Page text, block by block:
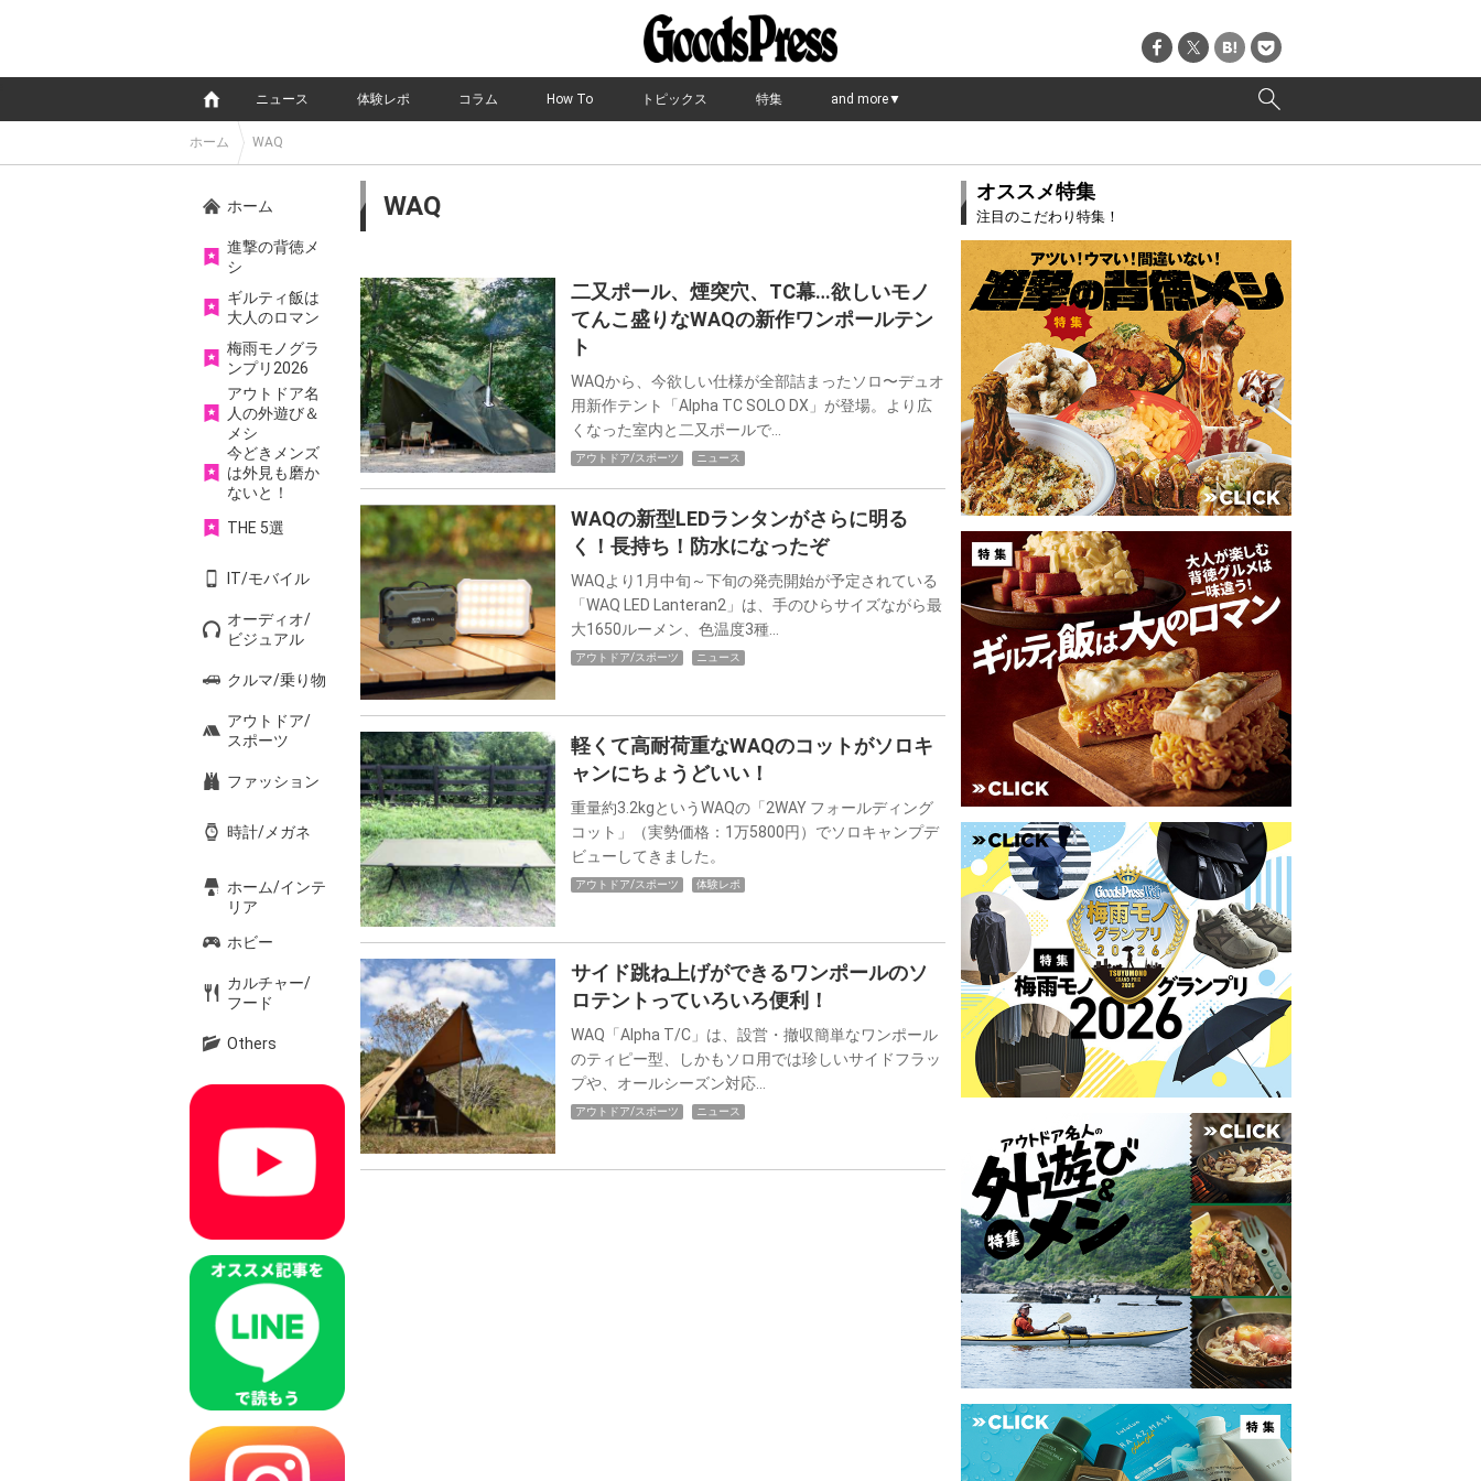
ニュース 体験レポ コラム How To トピックス 特集 and more▼
ホーム WAQ
ホーム
進撃の背徳メ
シ
ギルティ飯は
大人のロマン
梅雨モノグラ
ンプリ2026
アウトドア名
人の外遊び＆
メシ
今どきメンズ
は外見も磨か
ないと！
THE 5選
IT/モバイル
オーディオ/
ビジュアル
クルマ/乗り物
アウトドア/
スポーツ
ファッション
時計/メガネ
ホーム/インテ
リア
ホビー
カルチャー/
フード
Others
WAQ
二又ポール、煙突穴、TC幕…欲しいモノ
てんこ盛りなWAQの新作ワンポールテン
ト
WAQから、今欲しい仕様が全部詰まったソロ〜デュオ
用新作テント「Alpha TC SOLO DX」が登場。より広
くなった室内と二又ポールで…
アウトドア/スポーツ ニュース
WAQの新型LEDランタンがさらに明る
く！長持ち！防水になったぞ
WAQより1月中旬～下旬の発売開始が予定されている
「WAQ LED Lanteran2」は、手のひらサイズながら最
大1650ルーメン、色温度3種…
アウトドア/スポーツ ニュース
軽くて高耐荷重なWAQのコットがソロキ
ャンにちょうどいい！
重量約3.2kgというWAQの「2WAY フォールディング
コット」（実勢価格：1万5800円）でソロキャンプデ
ビューしてきました。
アウトドア/スポーツ 体験レポ
サイド跳ね上げができるワンポールのソ
ロテントっていろいろ便利！
WAQ「Alpha T/C」は、設営・撤収簡単なワンポール
のティピー型、しかもソロ用では珍しいサイドフラッ
プや、オールシーズン対応…
アウトドア/スポーツ ニュース
オススメ特集
注目のこだわり特集！